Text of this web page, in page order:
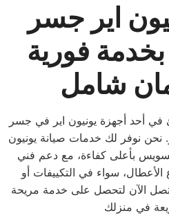
اير جسر
فورية
أحد أجهزة يونيون اير في جسر
نحن نوفر لك خدمات صيانة يونيون
بأعلى كفاءة، مع دعم فني
سواء في التكييفات أو
اتصل الآن لتحصل على خدمة مريحة